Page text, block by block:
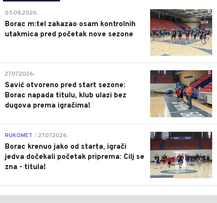
0
05.08.2026.
Borac m:tel zakazao osam kontrolnih
utakmica pred početak nove sezone
0
27.07.2026.
Savić otvoreno pred start sezone:
Borac napada titulu, klub ulazi bez
dugova prema igračima!
0
RUKOMET 27.07.2026.
Borac krenuo jako od starta, igrači
jedva dočekali početak priprema: Cilj se
zna - titula!